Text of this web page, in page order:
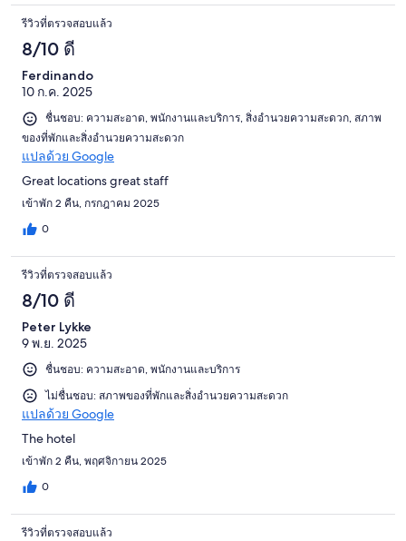
รีวิวที่ตรวจสอบแล้ว
8/10 ดี
Ferdinando
10 ก.ค. 2025
ชื่นชอบ: ความสะอาด, พนักงานและบริการ, สิ่งอำนวยความสะดวก, สภาพ
ของที่พักและสิ่งอำนวยความสะดวก
แปลด้วย Google
Great locations great staff
เข้าพัก 2 คืน, กรกฎาคม 2025
0
รีวิวที่ตรวจสอบแล้ว
8/10 ดี
Peter Lykke
9 พ.ย. 2025
ชื่นชอบ: ความสะอาด, พนักงานและบริการ
ไม่ชื่นชอบ: สภาพของที่พักและสิ่งอำนวยความสะดวก
แปลด้วย Google
The hotel
เข้าพัก 2 คืน, พฤศจิกายน 2025
0
รีวิวที่ตรวจสอบแล้ว